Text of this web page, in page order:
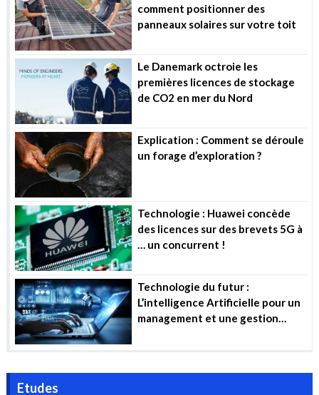
comment positionner des
panneaux solaires sur votre toit
Le Danemark octroie les
premières licences de stockage
de CO2 en mer du Nord
Explication : Comment se déroule
un forage d’exploration ?
Technologie : Huawei concède
des licences sur des brevets 5G à
… un concurrent !
Technologie du futur :
L’intelligence Artificielle pour un
management et une gestion
Etudes